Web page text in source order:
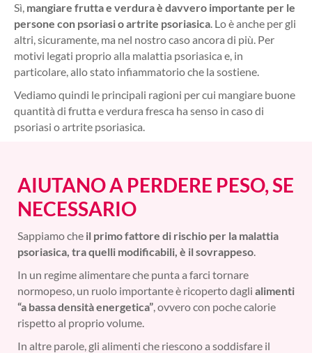
Sì, mangiare frutta e verdura è davvero importante per le
persone con psoriasi o artrite psoriasica. Lo è anche per gli
altri, sicuramente, ma nel nostro caso ancora di più. Per
motivi legati proprio alla malattia psoriasica e, in
particolare, allo stato infiammatorio che la sostiene.
Vediamo quindi le principali ragioni per cui mangiare buone
quantità di frutta e verdura fresca ha senso in caso di
psoriasi o artrite psoriasica.
AIUTANO A PERDERE PESO, SE
NECESSARIO
Sappiamo che il primo fattore di rischio per la malattia
psoriasica, tra quelli modificabili, è il sovrappeso.
In un regime alimentare che punta a farci tornare
normopeso, un ruolo importante è ricoperto dagli alimenti
“a bassa densità energetica”, ovvero con poche calorie
rispetto al proprio volume.
In altre parole, gli alimenti che riescono a soddisfare il